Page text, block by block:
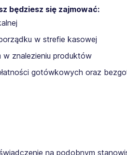
będziesz się zajmować:
w strefie kasowej
w znalezieniu produktów
gotówkowych oraz
na podobnym